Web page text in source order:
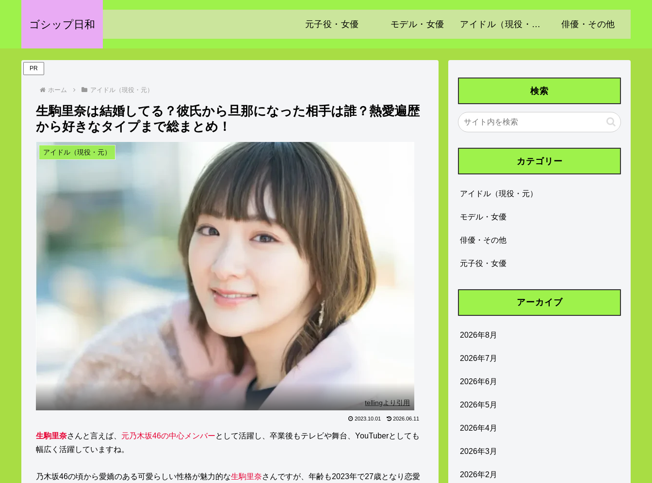
ゴシップ日和 元子役・女優 モデル・女優 アイドル（現役・元） 俳優・その他
PR
ホーム アイドル（現役・元）
生駒里奈は結婚してる？彼氏から旦那になった相手は誰？熱愛遍歴
から好きなタイプまで総まとめ！
アイドル（現役・元）
tellingより引用
2023.10.01 2026.06.11
生駒里奈さんと言えば、 元乃木坂46の中心メンバーとして活躍し、卒業後もテレビや舞台、YouTuberとしても
幅広く活躍していますね。
乃木坂46の頃から愛嬌のある可愛らしい性格が魅力的な生駒里奈さんですが、年齢も2023年で27歳となり恋愛
検索
カテゴリー
アイドル（現役・元）
モデル・女優
俳優・その他
元子役・女優
アーカイブ
2026年8月
2026年7月
2026年6月
2026年5月
2026年4月
2026年3月
2026年2月